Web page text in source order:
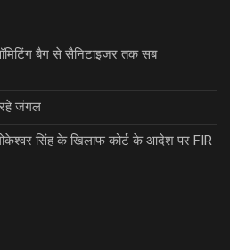
बैग से सैनिटाइजर तक सब
जंगल
सिंह के खिलाफ कोर्ट के आदेश पर FIR